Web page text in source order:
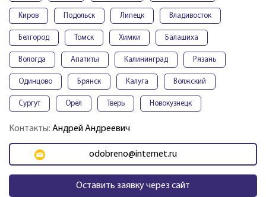
Киров Подольск Липецк Владивосток
Белгород Томск Химки Балашиха
Вологда Апатиты Калининград Рязань
Одинцово Брянск Калуга Волжский
Сургут Орёл Тверь Новокузнецк
Контакты: Андрей Андреевич
odobreno@internet.ru
Оставить заявку через сайт